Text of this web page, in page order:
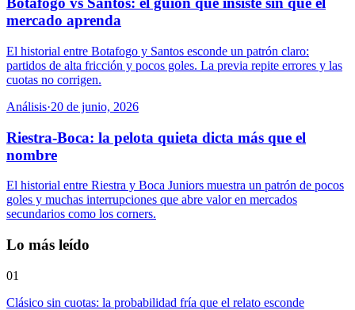
mercado aprenda
El historial entre Botafogo y Santos esconde un patrón claro:
partidos de alta fricción y pocos goles. La previa repite errores y las
cuotas no corrigen.
Análisis·20 de junio, 2026
Riestra-Boca: la pelota quieta dicta más que el
nombre
El historial entre Riestra y Boca Juniors muestra un patrón de pocos
goles y muchas interrupciones que abre valor en mercados
secundarios como los corners.
Lo más leído
01
Clásico sin cuotas: la probabilidad fría que el relato esconde